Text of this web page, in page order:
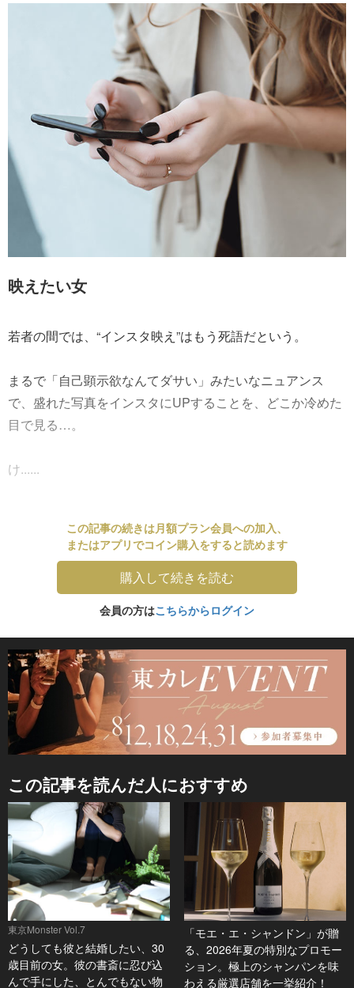
映えたい女
若者の間では、“インスタ映え”はもう死語だという。
まるで「自己顕示欲なんてダサい」みたいなニュアンス
で、盛れた写真をインスタにUPすることを、どこか冷めた
目で見る…。
け......
この記事の続きは月額プラン会員への加入、
またはアプリでコイン購入をすると読めます
購入して続きを読む
会員の方はこちらからログイン
この記事を読んだ人におすすめ
東京Monster Vol.7
どうしても彼と結婚したい、30
歳目前の女。彼の書斎に忍び込
んで手にした、とんでもない物
「モエ・エ・シャンドン」が贈
る、2026年夏の特別なプロモー
ション。極上のシャンパンを味
わえる厳選店舗を一挙紹介！